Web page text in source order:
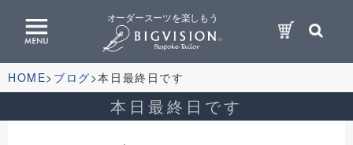
オーダースーツを楽しもう
HOME ブログ 本日最終日です
本日最終日です